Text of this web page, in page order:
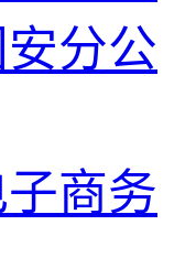
分公
商务